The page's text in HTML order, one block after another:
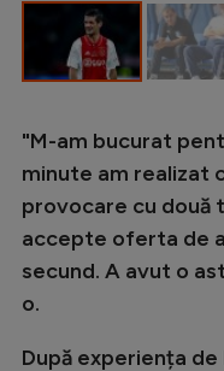
"M-am bucurat
minute am realizat
provocare cu două
accepte oferta de
secund. A avut o
o.
După experiența